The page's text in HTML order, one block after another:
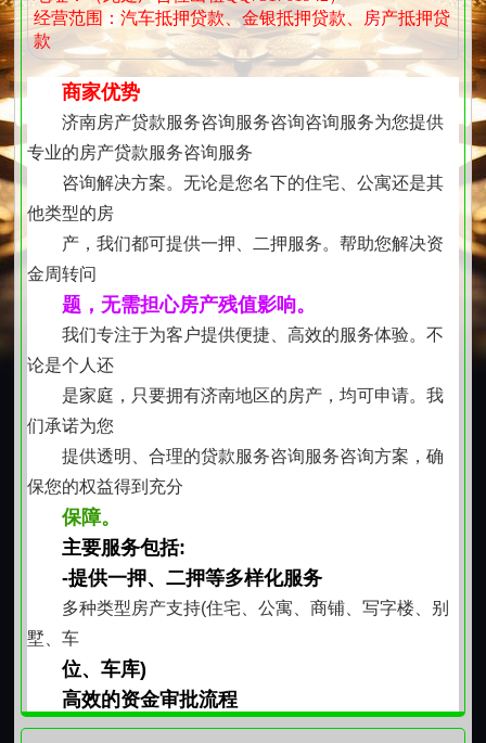
经营范围：汽车抵押贷款、金银抵押贷款、房产抵押贷
款
商家优势
济南房产贷款服务咨询服务咨询咨询服务为您提供
专业的房产贷款服务咨询服务
咨询解决方案。无论是您名下的住宅、公寓还是其
他类型的房
产，我们都可提供一押、二押服务。帮助您解决资
金周转问
题，无需担心房产残值影响。
我们专注于为客户提供便捷、高效的服务体验。不
论是个人还
是家庭，只要拥有济南地区的房产，均可申请。我
们承诺为您
提供透明、合理的贷款服务咨询服务咨询方案，确
保您的权益得到充分
保障。
主要服务包括:
-提供一押、二押等多样化服务
多种类型房产支持(住宅、公寓、商铺、写字楼、别
墅、车
位、车库)
高效的资金审批流程
确保房产安全与合法权益不受侵害